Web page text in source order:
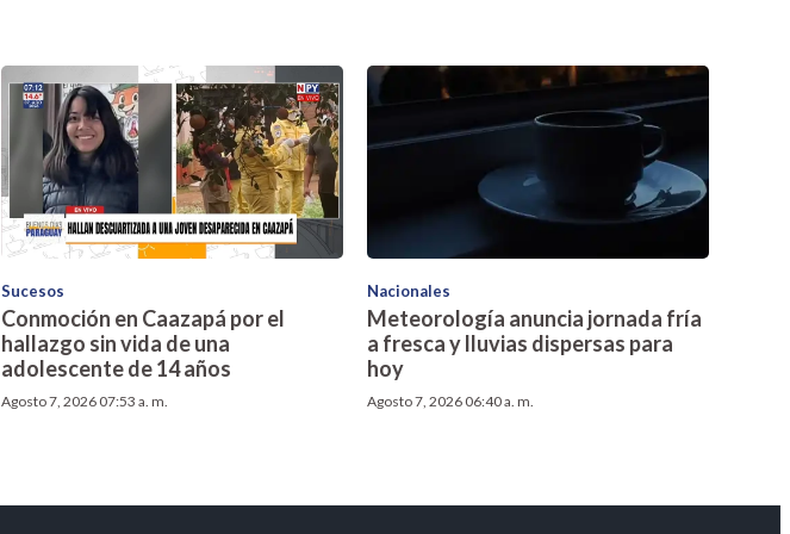
Sucesos
Conmoción en Caazapá por el
hallazgo sin vida de una
adolescente de 14 años
Agosto 7, 2026 07:53 a. m.
Nacionales
Meteorología anuncia jornada fría
a fresca y lluvias dispersas para
hoy
Agosto 7, 2026 06:40 a. m.